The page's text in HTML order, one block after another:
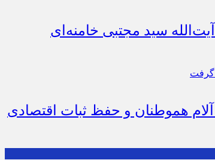
سید مجتبی خامنه‌ای
هموطنان و حفظ ثبات اقتصادی